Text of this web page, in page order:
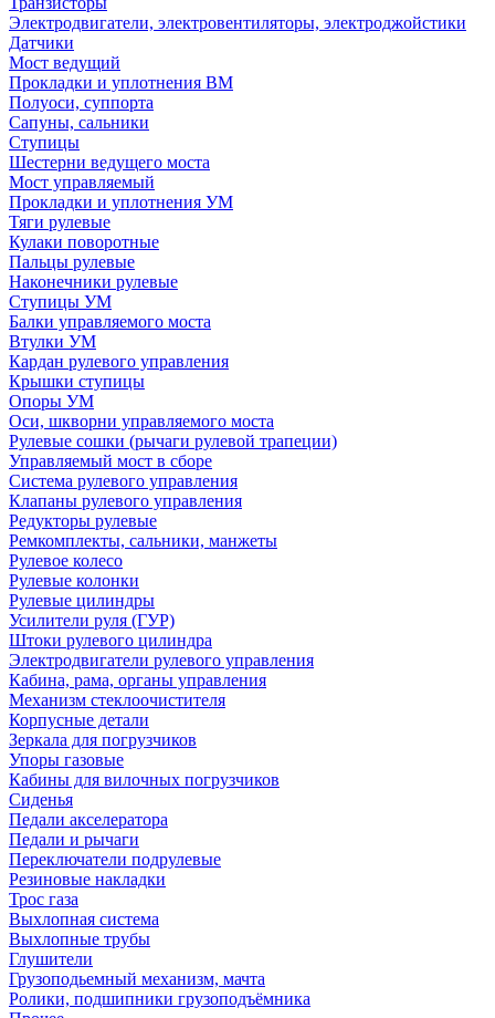
Электродвигатели, электровентиляторы, электроджойстики
Датчики
Мост ведущий
Прокладки и уплотнения ВМ
Полуоси, суппорта
Сапуны, сальники
Ступицы
Шестерни ведущего моста
Мост управляемый
Прокладки и уплотнения УМ
Тяги рулевые
Кулаки поворотные
Пальцы рулевые
Наконечники рулевые
Ступицы УМ
Балки управляемого моста
Втулки УМ
Кардан рулевого управления
Крышки ступицы
Опоры УМ
Оси, шкворни управляемого моста
Рулевые сошки (рычаги рулевой трапеции)
Управляемый мост в сборе
Система рулевого управления
Клапаны рулевого управления
Редукторы рулевые
Ремкомплекты, сальники, манжеты
Рулевое колесо
Рулевые колонки
Рулевые цилиндры
Усилители руля (ГУР)
Штоки рулевого цилиндра
Электродвигатели рулевого управления
Кабина, рама, органы управления
Механизм стеклоочистителя
Корпусные детали
Зеркала для погрузчиков
Упоры газовые
Кабины для вилочных погрузчиков
Сиденья
Педали акселератора
Педали и рычаги
Переключатели подрулевые
Резиновые накладки
Трос газа
Выхлопная система
Выхлопные трубы
Глушители
Грузоподьемный механизм, мачта
Ролики, подшипники грузоподъёмника